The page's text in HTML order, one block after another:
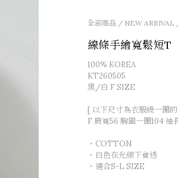
全部商品 / NEW ARRIVAL
線條手繪寬鬆短T
100% KOREA
KT260505
黑/白 F SIZE
[ 以下尺寸為衣服繞一圈
F 肩寬56 胸圍一圈104 袖
・COTTON
・白色在光線下會透
・適合S-L SIZE